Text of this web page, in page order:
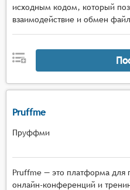
исходным кодом, который
взаимодействие и обмен
Pruffme
Пруффми
Pruffme — это платформа для
онлайн-конференций и